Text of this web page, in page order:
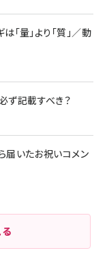
量」より「質」／動
ず記載すべき？
届いたお祝いコメン